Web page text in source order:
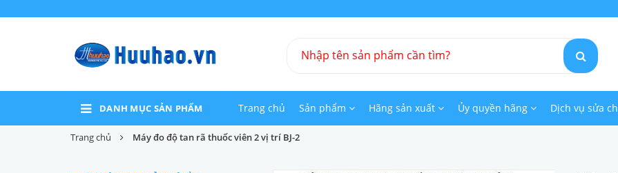
DANH MỤC SẢN PHẨM Trang chủ Sản phẩm Hãng sản xuất Ủy quyền hãng Dịch vụ sửa
Trang chủ Máy đo độ tan rã thuốc viên 2 vị trí BJ-2